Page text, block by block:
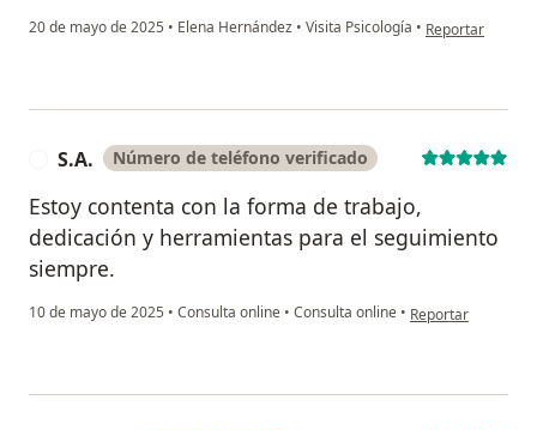
20 de mayo de 2025 • Elena Hernández • Visita Psicología • en opinión del
Reportar
S.A. Número de teléfono verificado
Estoy contenta con la forma de trabajo,
dedicación y herramientas para el seguimiento
siempre.
10 de mayo de 2025 • Consulta online • Consulta online • en opinión del
Reportar